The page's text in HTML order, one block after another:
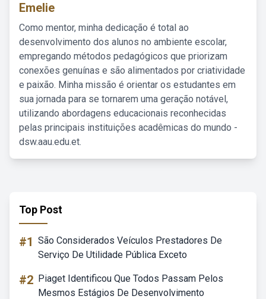
Emelie
Como mentor, minha dedicação é total ao
desenvolvimento dos alunos no ambiente escolar,
empregando métodos pedagógicos que priorizam
conexões genuínas e são alimentados por criatividade
e paixão. Minha missão é orientar os estudantes em
sua jornada para se tornarem uma geração notável,
utilizando abordagens educacionais reconhecidas
pelas principais instituições acadêmicas do mundo -
dsw.aau.edu.et.
Top Post
#1 São Considerados Veículos Prestadores De
Serviço De Utilidade Pública Exceto
#2 Piaget Identificou Que Todos Passam Pelos
Mesmos Estágios De Desenvolvimento